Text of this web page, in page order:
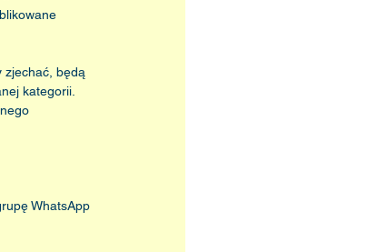
zjechać, będą
kategorii.
WhatsApp